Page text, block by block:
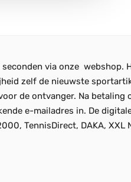
via onze webshop.
zelf de nieuwste
de ontvanger. Na betaling
e-mailadres in. De
TennisDirect, DAKA, XXL